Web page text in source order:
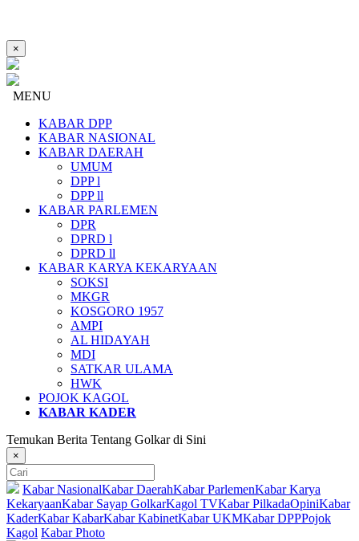
×
MENU
KABAR DPP
KABAR NASIONAL
KABAR DAERAH
UMUM
DPP l
DPP ll
KABAR PARLEMEN
DPR
DPRD l
DPRD ll
KABAR KARYA KEKARYAAN
SOKSI
MKGR
KOSGORO 1957
AMPI
AL HIDAYAH
MDI
SATKAR ULAMA
HWK
POJOK KAGOL
KABAR KADER
Temukan Berita Tentang Golkar di Sini
×
Kabar NasionalKabar DaerahKabar ParlemenKabar Karya
KekaryaanKabar Sayap GolkarKagol TVKabar PilkadaOpiniKabar
KaderKabar KabarKabar KabinetKabar UKMKabar DPPPojok
Kagol Kabar Photo